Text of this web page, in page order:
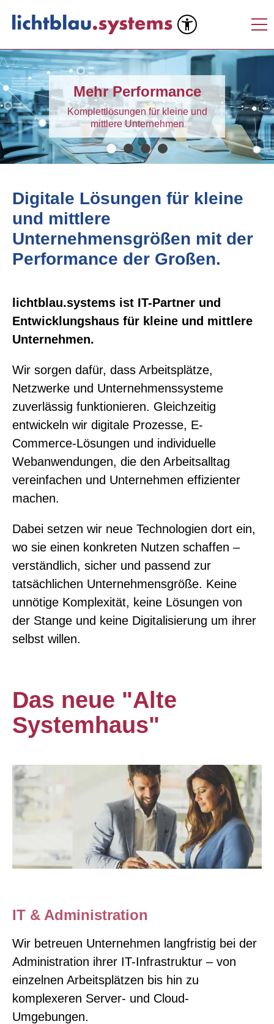
Mehr Performance
Komplettlösungen für kleine und
mittlere Unternehmen
Digitale Lösungen für kleine
und mittlere
Unternehmensgrößen mit der
Performance der Großen.
lichtblau.systems ist IT-Partner und
Entwicklungshaus für kleine und mittlere
Unternehmen.
Wir sorgen dafür, dass Arbeitsplätze,
Netzwerke und Unternehmenssysteme
zuverlässig funktionieren. Gleichzeitig
entwickeln wir digitale Prozesse, E-
Commerce-Lösungen und individuelle
Webanwendungen, die den Arbeitsalltag
vereinfachen und Unternehmen effizienter
machen.
Dabei setzen wir neue Technologien dort ein,
wo sie einen konkreten Nutzen schaffen –
verständlich, sicher und passend zur
tatsächlichen Unternehmensgröße. Keine
unnötige Komplexität, keine Lösungen von
der Stange und keine Digitalisierung um ihrer
selbst willen.
Das neue "Alte
Systemhaus"
IT & Administration
Wir betreuen Unternehmen langfristig bei der
Administration ihrer IT-Infrastruktur – von
einzelnen Arbeitsplätzen bis hin zu
komplexeren Server- und Cloud-
Umgebungen.